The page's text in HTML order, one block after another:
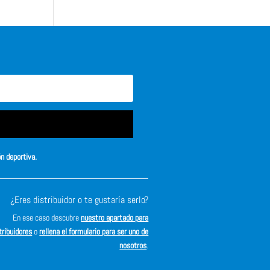
deportiva.
¿Eres distribuidor o te gustaría serlo?
En ese caso descubrenuestro apartado para
orellena el formulario para ser uno de
nosotros.